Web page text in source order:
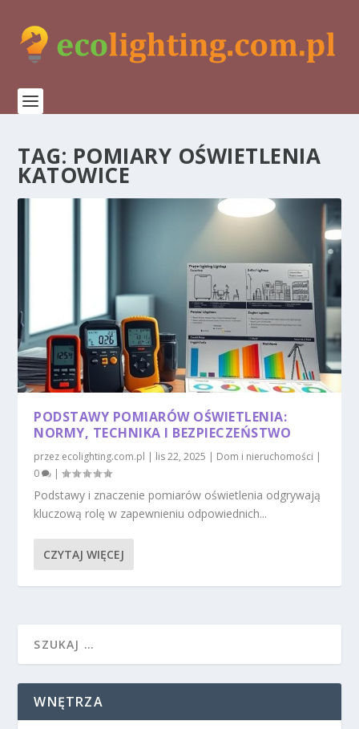
TAG: POMIARY OŚWIETLENIA
KATOWICE
PODSTAWY POMIARÓW OŚWIETLENIA:
NORMY, TECHNIKA I BEZPIECZEŃSTWO
przez ecolighting.com.pl | lis 22, 2025 | Dom i nieruchomości |
0
|
Podstawy i znaczenie pomiarów oświetlenia odgrywają
kluczową rolę w zapewnieniu odpowiednich...
CZYTAJ WIĘCEJ
WNĘTRZA